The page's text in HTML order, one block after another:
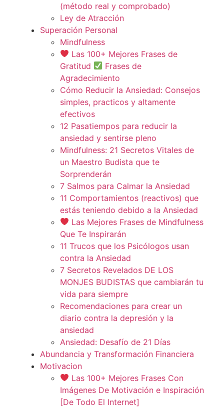
(método real y comprobado)
Ley de Atracción
Superación Personal
Mindfulness
Las 100+ Mejores Frases de
Gratitud
Frases de
Agradecimiento
Cómo Reducir la Ansiedad: Consejos
simples, practicos y altamente
efectivos
12 Pasatiempos para reducir la
ansiedad y sentirse pleno
Mindfulness: 21 Secretos Vitales de
un Maestro Budista que te
Sorprenderán
7 Salmos para Calmar la Ansiedad
11 Comportamientos (reactivos) que
estás teniendo debido a la Ansiedad
Las Mejores Frases de Mindfulness
Que Te Inspirarán
11 Trucos que los Psicólogos usan
contra la Ansiedad
7 Secretos Revelados DE LOS
MONJES BUDISTAS que cambiarán tu
vida para siempre
Recomendaciones para crear un
diario contra la depresión y la
ansiedad
Ansiedad: Desafío de 21 Días
Abundancia y Transformación Financiera
Motivacion
Las 100+ Mejores Frases Con
Imágenes De Motivación e Inspiración
[De Todo El Internet]